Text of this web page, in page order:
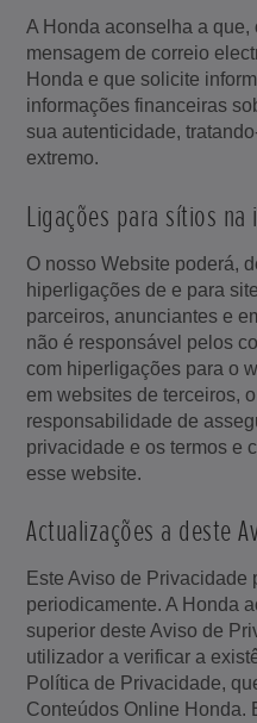
A Honda aconselha a
mensagem de correio
Honda e que solicite
informações financeiras
sua autenticidade,
extremo.
Ligações para sítios
O nosso Website poderá,
hiperligações de e para
parceiros, anunciantes e
não é responsável pelos
com hiperligações para o
em websites de terceiros,
responsabilidade de
privacidade e os termos e
esse website.
Actualizações a deste
Este Aviso de Privacidade
periodicamente. A Honda
superior deste Aviso de
utilizador a verificar a
Política de Privacidade,
Conteúdos Online Honda.